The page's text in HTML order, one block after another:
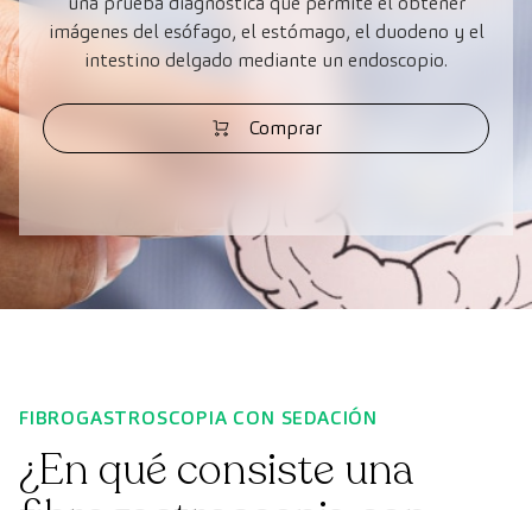
imágenes del esófago, el estómago, el duodeno y el
intestino delgado mediante un endoscopio.
Comprar
FIBROGASTROSCOPIA CON SEDACIÓN
¿En qué consiste una